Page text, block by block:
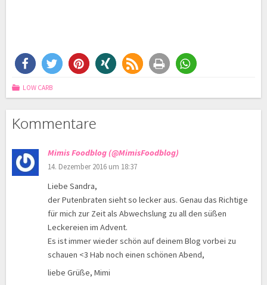
LOW CARB
Kommentare
Mimis Foodblog (@MimisFoodblog)
14. Dezember 2016 um 18:37
Liebe Sandra,
der Putenbraten sieht so lecker aus. Genau das Richtige
für mich zur Zeit als Abwechslung zu all den süßen
Leckereien im Advent.
Es ist immer wieder schön auf deinem Blog vorbei zu
schauen <3 Hab noch einen schönen Abend,
liebe Grüße, Mimi